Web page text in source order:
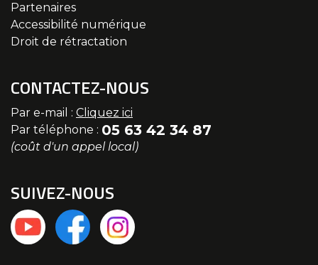
Partenaires
Accessibilité numérique
Droit de rétractation
CONTACTEZ-NOUS
Par e-mail : Cliquez ici
Par téléphone : 05 63 42 34 87
(coût d'un appel local)
SUIVEZ-NOUS